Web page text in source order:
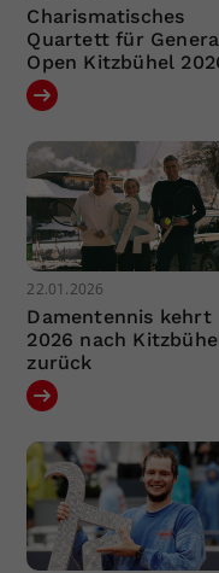
Charismatisches
Quartett für
Open Kitzbühel
22.01.2026
Damentennis kehrt
2026 nach
zurück